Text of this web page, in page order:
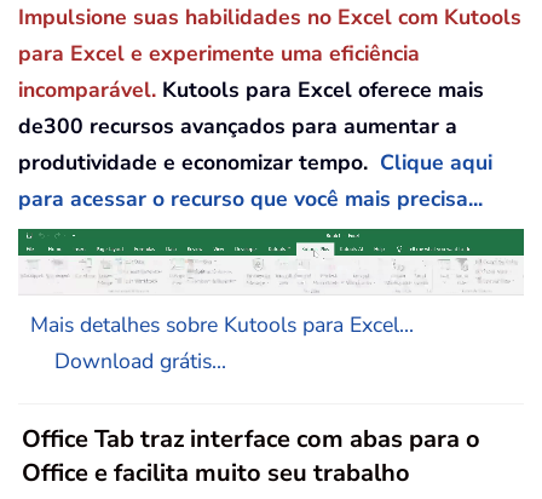
Impulsione suas habilidades no Excel com Kutools
para Excel e experimente uma eficiência
incomparável. Kutools para Excel oferece mais
de300 recursos avançados para aumentar a
produtividade e economizar tempo. Clique aqui
para acessar o recurso que você mais precisa...
Mais detalhes sobre Kutools para Excel...
Download grátis...
Office Tab traz interface com abas para o
Office e facilita muito seu trabalho